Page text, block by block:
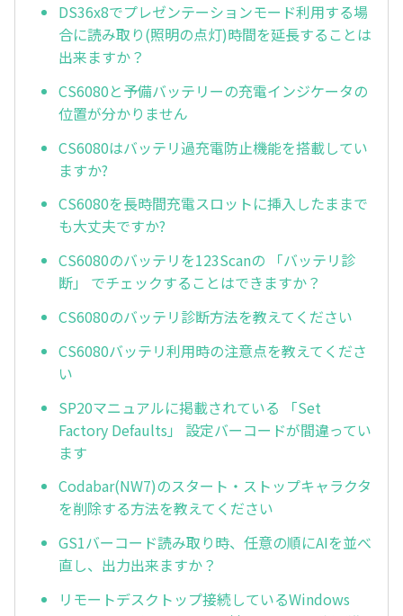
DS36x8でプレゼンテーションモード利用する場
合に読み取り(照明の点灯)時間を延長することは
出来ますか？
CS6080と予備バッテリーの充電インジケータの
位置が分かりません
CS6080はバッテリ過充電防止機能を搭載してい
ますか?
CS6080を長時間充電スロットに挿入したままで
も大丈夫ですか?
CS6080のバッテリを123Scanの 「バッテリ診
断」 でチェックすることはできますか？
CS6080のバッテリ診断方法を教えてください
CS6080バッテリ利用時の注意点を教えてくださ
い
SP20マニュアルに掲載されている 「Set
Factory Defaults」 設定バーコードが間違ってい
ます
Codabar(NW7)のスタート・ストップキャラクタ
を削除する方法を教えてください
GS1バーコード読み取り時、任意の順にAIを並べ
直し、出力出来ますか？
リモートデスクトップ接続しているWindows